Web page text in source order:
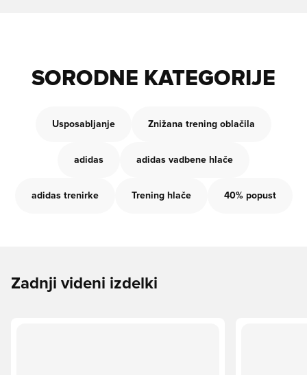
SORODNE KATEGORIJE
Usposabljanje Znižana trening oblačila
adidas adidas vadbene hlače
adidas trenirke Trening hlače 40% popust
Zadnji videni izdelki